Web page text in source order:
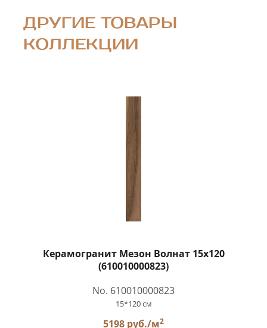
ДРУГИЕ ТОВАРЫ
КОЛЛЕКЦИИ
Керамогранит Мезон Волнат 15x120
(610010000823)
No. 610010000823
15*120 см
5198 руб./м2